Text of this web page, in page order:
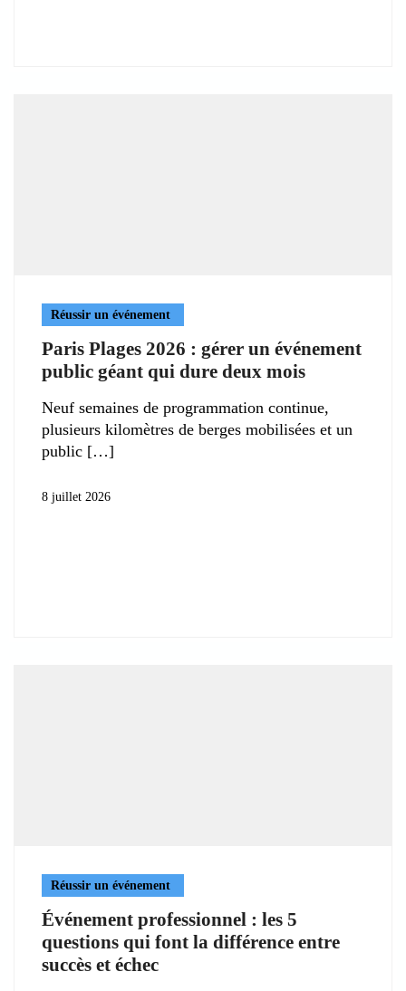
Réussir un événement
Paris Plages 2026 : gérer un événement
public géant qui dure deux mois
Neuf semaines de programmation continue,
plusieurs kilomètres de berges mobilisées et un
public
8 juillet 2026
Réussir un événement
Événement professionnel : les 5
questions qui font la différence entre
succès et échec